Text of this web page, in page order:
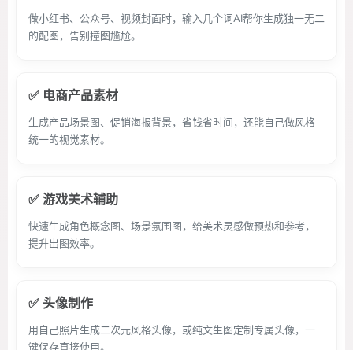
做小红书、公众号、视频封面时，输入几个词AI帮你生成独一无二
的配图，告别撞图尴尬。
✅ 电商产品素材
生成产品场景图、促销海报背景，省钱省时间，还能自己做风格
统一的视觉素材。
✅ 游戏美术辅助
快速生成角色概念图、场景氛围图，给美术灵感做预热和参考，
提升出图效率。
✅ 头像制作
用自己照片生成二次元风格头像，或纯文生图定制专属头像，一
键保存直接使用。